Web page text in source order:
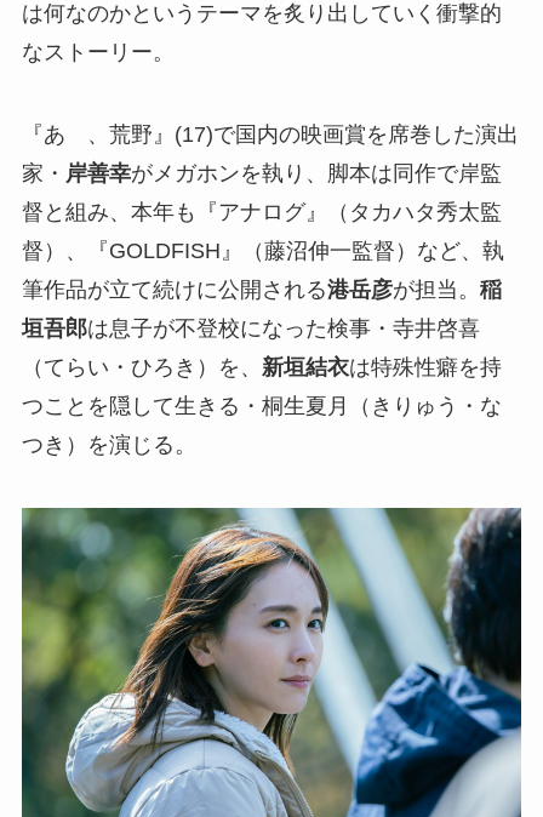
は何なのかというテーマを炙り出していく衝撃的
なストーリー。
『あゝ、荒野』(17)で国内の映画賞を席巻した演出
家・ 岸善幸がメガホンを執り、脚本は同作で岸監
督と組み、本年も『アナログ』（タカハタ秀太監
督）、『GOLDFISH』（藤沼伸一監督）など、執
筆作品が立て続けに公開される港岳彦が担当。 稲
垣吾郎は息子が不登校になった検事・寺井啓喜
（てらい・ひろき）を、 新垣結衣は特殊性癖を持
つことを隠して生きる・桐生夏月（きりゅう・な
つき）を演じる。